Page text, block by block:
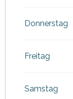
Donnerstag
Freitag
Samstag